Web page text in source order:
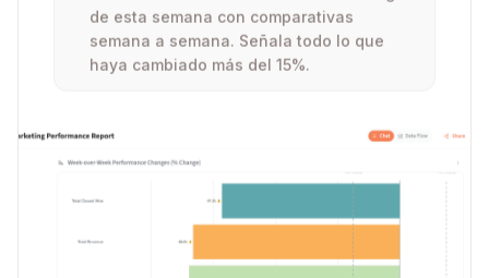
de esta semana con comparativas
semana a semana. Señala todo lo que
haya cambiado más del 15%.